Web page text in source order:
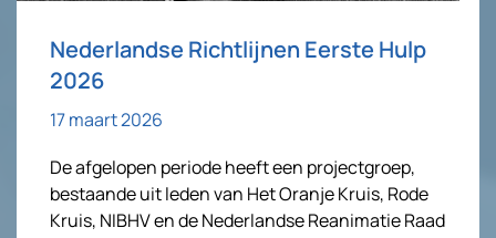
Nederlandse Richtlijnen Eerste Hulp
2026
17 maart 2026
De afgelopen periode heeft een projectgroep,
bestaande uit leden van Het Oranje Kruis, Rode
Kruis, NIBHV en de Nederlandse Reanimatie Raad